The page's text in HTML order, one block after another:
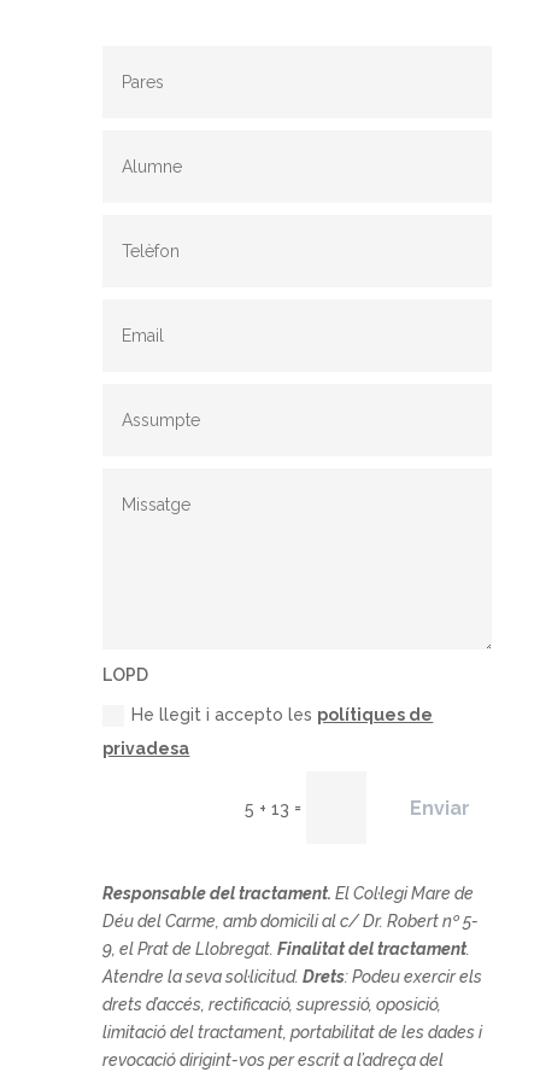
LOPD
He llegit i accepto les polítiques de
privadesa
5 + 13 = Enviar
Responsable del tractament.ElCol·legi Mare de
Déu del Carme, amb domicili al c/ Dr. Robert nº 5-
9, el Prat de Llobregat.Finalitat del tractament.
Atendre la seva sol·licitud.Drets: Podeu exercir els
drets d’accés, rectificació, supressió, oposició,
limitació del tractament, portabilitat de les dades i
revocació dirigint-vos per escrit a l’adreça del